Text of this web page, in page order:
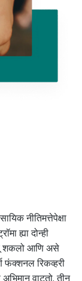
नीतिमत्तेपेक्षा
ह्या दोन्ही
शकलो आणि असे
फंक्शनल रिकव्हरी
वाटतो. तीन